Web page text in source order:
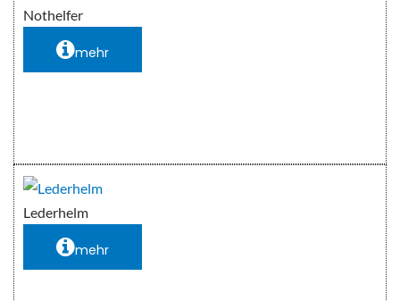
Nothelfer
mehr
Lederhelm
mehr